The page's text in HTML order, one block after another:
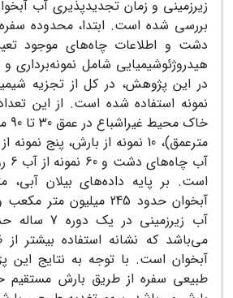
زیرزمینی و زمان تجدیدپذیری آب
بررسی شده است. ابتدا، محدوده
دشت و اطلاعات چاه‌های موجود
هیدروژئوشیمیایی شامل
است. بر پایه داده‌های بیلان آبی،
آبخوان حدود 245
می‌باشد که نشانه استفاده بیشتر
آبخوان است. با توجه به نتایج این